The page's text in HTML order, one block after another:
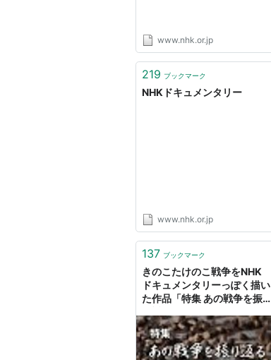
www.nhk.or.jp
219 ブックマーク
NHKドキュメンタリー
www.nhk.or.jp
137 ブックマーク
きのこたけのこ戦争をNHK
ドキュメンタリーっぽく描い
た作品「特集 あの戦争を振